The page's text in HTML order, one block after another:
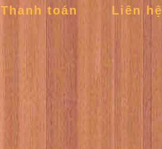
Thanh toán Liên hệ